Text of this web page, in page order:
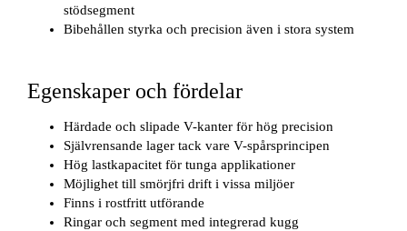
stödsegment
Bibehållen styrka och precision även i stora system
Egenskaper och fördelar
Härdade och slipade V-kanter för hög precision
Självrensande lager tack vare V-spårsprincipen
Hög lastkapacitet för tunga applikationer
Möjlighet till smörjfri drift i vissa miljöer
Finns i rostfritt utförande
Ringar och segment med integrerad kugg